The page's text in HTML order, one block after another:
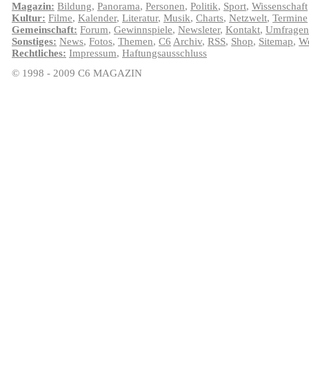
Magazin: Bildung, Panorama, Personen, Politik, Sport, Wissenschaft
Kultur: Filme, Kalender, Literatur, Musik, Charts, Netzwelt, Termine
Gemeinschaft: Forum, Gewinnspiele, Newsleter, Kontakt, Umfragen
Sonstiges: News, Fotos, Themen, C6 Archiv, RSS, Shop, Sitemap,
Rechtliches: Impressum, Haftungsausschluss
© 1998 - 2009 C6 MAGAZIN